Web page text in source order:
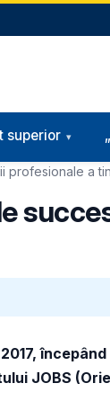
superior
profesionale a
JOBS